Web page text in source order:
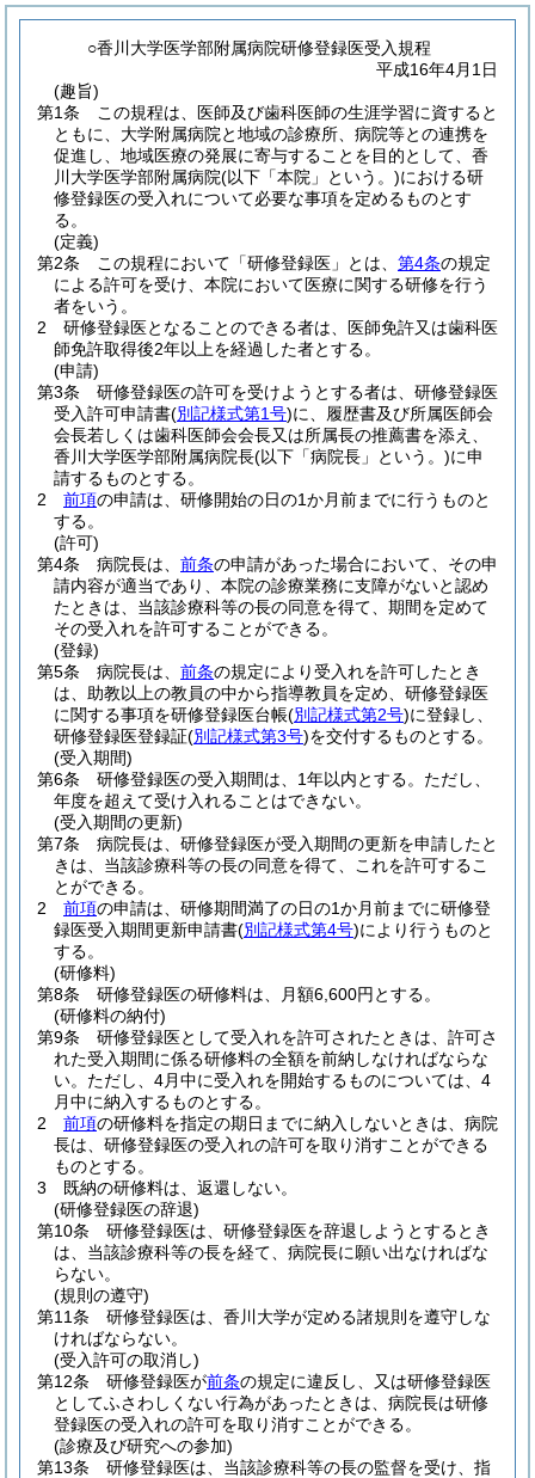
○香川大学医学部附属病院研修登録医受入規程
平成16年4月1日
(趣旨)
第1条
この規程は、医師及び歯科医師の生涯学習に資すると
ともに、大学附属病院と地域の診療所、病院等との連携を
促進し、地域医療の発展に寄与することを目的として、香
川大学医学部附属病院(以下「本院」という。)における研
修登録医の受入れについて必要な事項を定めるものとす
る。
(定義)
第2条
この規程において「研修登録医」とは、 第4条の規定
による許可を受け、本院において医療に関する研修を行う
者をいう。
2
研修登録医となることのできる者は、医師免許又は歯科医
師免許取得後2年以上を経過した者とする。
(申請)
第3条
研修登録医の許可を受けようとする者は、研修登録医
受入許可申請書(別記様式第1号)に、履歴書及び所属医師会
会長若しくは歯科医師会会長又は所属長の推薦書を添え、
香川大学医学部附属病院長(以下「病院長」という。)に申
請するものとする。
2
前項の申請は、研修開始の日の1か月前までに行うものと
する。
(許可)
第4条
病院長は、 前条の申請があった場合において、その申
請内容が適当であり、本院の診療業務に支障がないと認め
たときは、当該診療科等の長の同意を得て、期間を定めて
その受入れを許可することができる。
(登録)
第5条
病院長は、 前条の規定により受入れを許可したとき
は、助教以上の教員の中から指導教員を定め、研修登録医
に関する事項を研修登録医台帳(別記様式第2号)に登録し、
研修登録医登録証(別記様式第3号)を交付するものとする。
(受入期間)
第6条
研修登録医の受入期間は、1年以内とする。 ただし、
年度を超えて受け入れることはできない。
(受入期間の更新)
第7条
病院長は、研修登録医が受入期間の更新を申請したと
きは、当該診療科等の長の同意を得て、これを許可するこ
とができる。
2
前項の申請は、研修期間満了の日の1か月前までに研修登
録医受入期間更新申請書(別記様式第4号)により行うものと
する。
(研修料)
第8条
研修登録医の研修料は、月額6,600円とする。
(研修料の納付)
第9条
研修登録医として受入れを許可されたときは、許可さ
れた受入期間に係る研修料の全額を前納しなければならな
い。 ただし、4月中に受入れを開始するものについては、4
月中に納入するものとする。
2
前項の研修料を指定の期日までに納入しないときは、病院
長は、研修登録医の受入れの許可を取り消すことができる
ものとする。
3
既納の研修料は、返還しない。
(研修登録医の辞退)
第10条
研修登録医は、研修登録医を辞退しようとするとき
は、当該診療科等の長を経て、病院長に願い出なければな
らない。
(規則の遵守)
第11条
研修登録医は、香川大学が定める諸規則を遵守しな
ければならない。
(受入許可の取消し)
第12条
研修登録医が前条の規定に違反し、又は研修登録医
としてふさわしくない行為があったときは、病院長は研修
登録医の受入れの許可を取り消すことができる。
(診療及び研究への参加)
第13条
研修登録医は、当該診療科等の長の監督を受け、指